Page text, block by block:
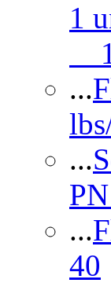
1
...
...
...
40